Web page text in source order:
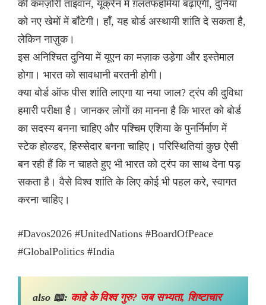
की कमज़ोरी ताइवान, यूक्रेन में ग़लतफहमियाँ बढ़ाएगी, दुनिया
को नए खेमों में बाँटेगी। हाँ, यह बोर्ड अस्थायी शांति दे सकता है,
लेकिन नाज़ुक।
इस अनिश्चित दुनिया में यूएन का मज़ाक उड़ेगा और इस्तेमाल
होगा। भारत को सावधानी बरतनी होगी।
क्या बोर्ड ऑफ पीस शांति लाएगा या नया जाल? ट्रंप की दुविधा
हमारी परीक्षा है। जानकर लोगों का मानना है कि भारत को बोर्ड
का सदस्य बनना चाहिए और पश्चिम एशिया के पुनर्निर्माण में
स्टेक होल्डर, हिस्सेदार बनना चाहिए। परिस्थितियां कुछ ऐसी
बन रही हैं कि न चाहते हुए भी भारत को ट्रंप का साथ देना पड़
सकता है। वैसे विश्व शांति के लिए कोई भी पहल करे, स्वागत
करना चाहिए।
#Davos2026 #UnitedNations #BoardOfPeace
#GlobalPolitics #India
also 📖: काहे के विश्व गुरु? जब सभ्यता, शिष्टाचार